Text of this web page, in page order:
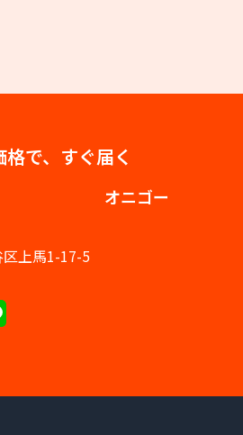
で、すぐ届く
オニゴー
上馬1-17-5